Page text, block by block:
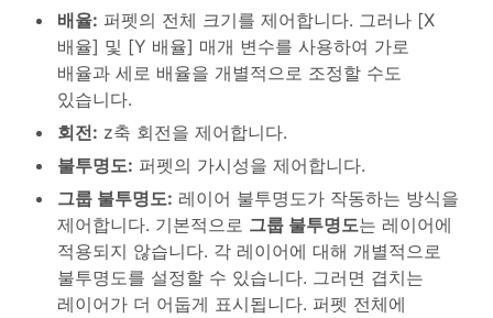
배율: 퍼펫의 전체 크기를 제어합니다. 그러나 [X
배율] 및 [Y 배율] 매개 변수를 사용하여 가로
배율과 세로 배율을 개별적으로 조정할 수도
있습니다.
회전: z축 회전을 제어합니다.
불투명도: 퍼펫의 가시성을 제어합니다.
그룹 불투명도: 레이어 불투명도가 작동하는 방식을
제어합니다. 기본적으로 그룹 불투명도는 레이어에
적용되지 않습니다. 각 레이어에 대해 개별적으로
불투명도를 설정할 수 있습니다. 그러면 겹치는
레이어가 더 어둡게 표시됩니다. 퍼펫 전체에